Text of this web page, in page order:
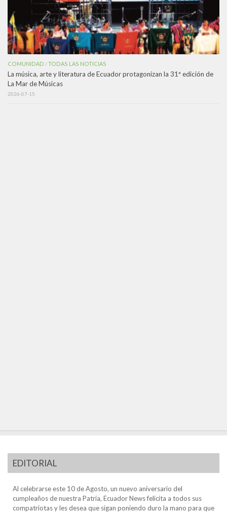
COMUNIDAD /TODAS LAS NOTICIAS
La música, arte y literatura de Ecuador protagonizan la 31ª edición de
La Mar de Músicas
2026-07-15
EDITORIAL
Al celebrarse este 10 de Agosto, un nuevo aniversario del
cumpleaños de nuestra Patria, Ecuador News felicita a todos sus
compatriotas y les desea que sigan poniendo duro la mano para que